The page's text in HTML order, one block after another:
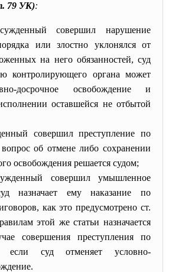
79 УК):
совершил нарушение
или злостно уклонялся от
на него обязанностей, суд
контролирующего органа может
досрочное освобождение и
оставшейся не отбытой
совершил преступление по
об отмене либо сохранении
освобождения решается судом;
совершил умышленное
назначает ему наказание по
как это предусмотрено ст.
этой же статьи назначается
совершения преступления по
если суд отменяет условно-